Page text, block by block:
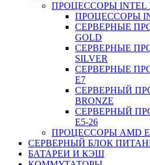
ПРОЦЕССОРЫ INTEL
ПРОЦЕССОРЫ
СЕРВЕРНЫЕ
GOLD
СЕРВЕРНЫЕ
SILVER
СЕРВЕРНЫЕ
Е7
СЕРВЕРНЫЙ
BRONZE
СЕРВЕРНЫЙ
Е5-26
ПРОЦЕССОРЫ AMD
СЕРВЕРНЫЙ БЛОК
БАТАРЕИ И КЭШ